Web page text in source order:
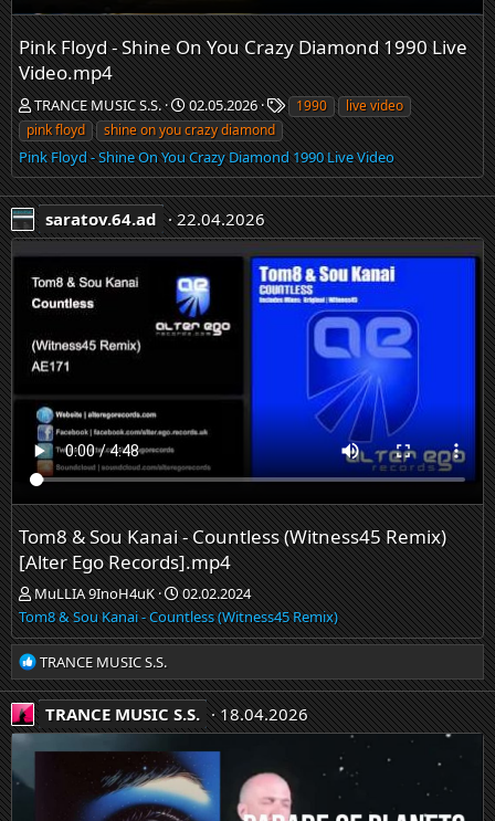
t
o
v
.
6
4
.
a
d
.
Pink Floyd - Shine On You Crazy Diamond 1990 Live
Video.mp4
TRANCE MUSIC S.S. 02.05.2026 1990
live video
pink floyd
shine on you crazy diamond
Pink Floyd - Shine On You Crazy Diamond 1990 Live Video
saratov.64.ad 22.04.2026
Tom8 & Sou Kanai - Countless (Witness45 Remix)
[Alter Ego Records].mp4
MuLLIA 9InoH4uK
02.02.2024
Tom8 & Sou Kanai - Countless (Witness45 Remix)
Р
е
а
ц
TRANCE MUSIC S.S.
TRANCE MUSIC S.S. 18.04.2026